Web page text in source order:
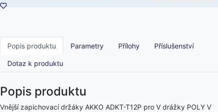
Popis produktu Parametry Přílohy Příslušenství
Dotaz k produktu
Popis produktu
Vnější zapichovací držáky AKKO ADKT-T12P pro V drážky POLY V